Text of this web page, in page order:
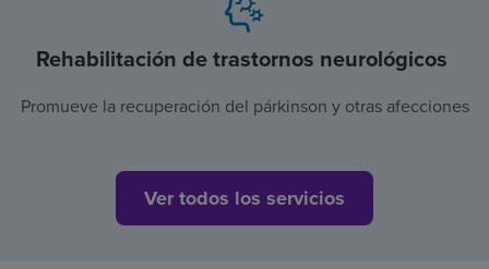
Rehabilitación de trastornos neurológicos
Promueve la recuperación del párkinson y otras afecciones
Ver todos los servicios